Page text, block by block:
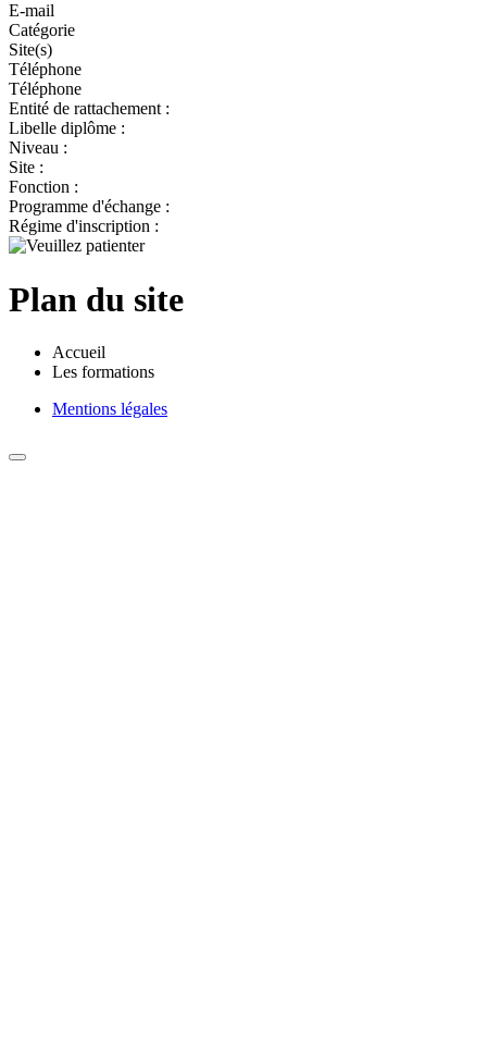
E-mail
Catégorie
Site(s)
Téléphone
Téléphone
Entité de rattachement :
Libelle diplôme :
Niveau :
Site :
Fonction :
Programme d'échange :
Régime d'inscription :
Plan du site
Accueil
Les formations
Mentions légales